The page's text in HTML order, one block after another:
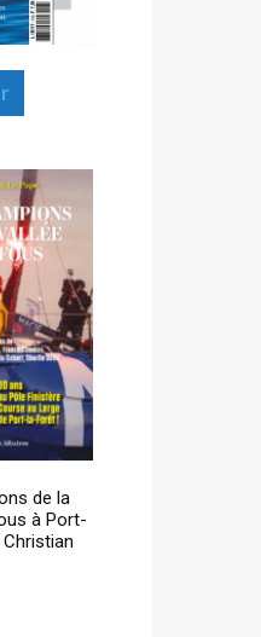
de la
à Port-